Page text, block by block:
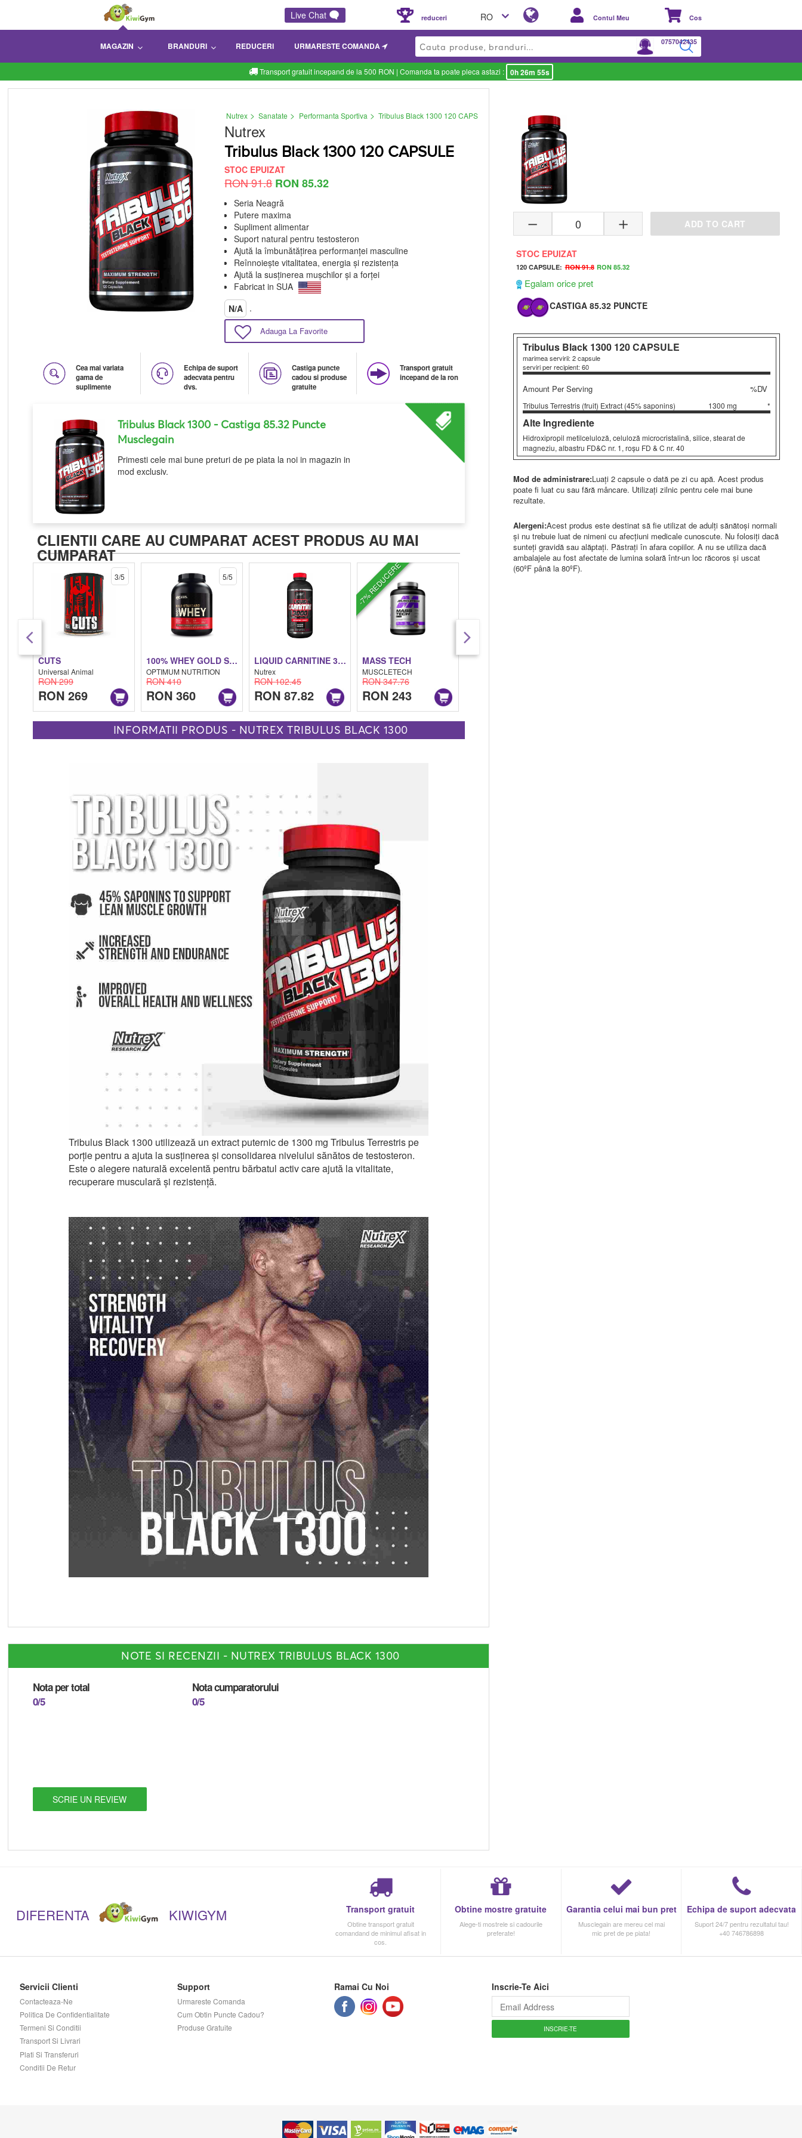
Cos
Contul Meu
RO
reduceri
Live Chat
0757042435
MAGAZIN BRANDURI REDUCERI URMARESTE COMANDA
Transport gratuit incepand de la 500 RON | Comanda ta poate pleca astazi : 0h 26m 54s
Nutrex > Sanatate > Performanta Sportiva > Tribulus Black 1300 120 CAPS
Nutrex
Tribulus Black 1300 120 CAPSULE
STOC EPUIZAT
RON 91.8 RON 85.32
Seria Neagră
Putere maxima
Supliment alimentar
Suport natural pentru testosteron
Ajută la îmbunătățirea performanței masculine
Reînnoiește vitalitatea, energia și rezistența
Ajută la susținerea mușchilor și a forței
Fabricat in SUA
N/A
.
Adauga La Favorite
Cea mai variata
gama de
suplimente
Echipa de suport
adecvata pentru
dvs.
Castiga puncte
cadou si produse
gratuite
Transport gratuit
incepand de la ron
Tribulus Black 1300 - Castiga 85.32 Puncte
Musclegain
Primesti cele mai bune preturi de pe piata la noi in magazin in
mod exclusiv.
CLIENTII CARE AU CUMPARAT ACEST PRODUS AU MAI
CUMPARAT
CUTS
Universal Animal
RON 299
RON 269
3/5
100% WHEY GOLD STANDARD
OPTIMUM NUTRITION
RON 410
RON 360
5/5
LIQUID CARNITINE 3000
Nutrex
RON 102.45
RON 87.82
-7% REDUCERE
MASS TECH
MUSCLETECH
RON 347.76
RON 243
PAK
INFORMATII PRODUS - NUTREX TRIBULUS BLACK 1300
Tribulus Black 1300 utilizează un extract puternic de 1300 mg Tribulus Terrestris pe
porție pentru a ajuta la susținerea și consolidarea nivelului sănătos de testosteron.
Este o alegere naturală excelentă pentru bărbatul activ care ajută la vitalitate,
recuperare musculară și rezistență.
ADD TO CART
STOC EPUIZAT
120 CAPSULE: RON 91.8 RON 85.32
Egalam orice pret
CASTIGA 85.32 PUNCTE
Tribulus Black 1300 120 CAPSULE
marimea servirii: 2 capsule
serviri per recipient: 60
Amount Per Serving %DV
Tribulus Terrestris (fruit) Extract (45% saponins) 1300 mg *
Alte Ingrediente
Hidroxipropil metilceluloză, celuloză microcristalină, silice, stearat de
magneziu, albastru FD&C nr. 1, roșu FD & C nr. 40
Mod de administrare:Luați 2 capsule o dată pe zi cu apă. Acest produs
poate fi luat cu sau fără mâncare. Utilizați zilnic pentru cele mai bune
rezultate.
Alergeni:Acest produs este destinat să fie utilizat de adulți sănătoși normali
și nu trebuie luat de nimeni cu afecțiuni medicale cunoscute. Nu folosiți dacă
sunteți gravidă sau alăptați. Păstrați în afara copiilor. A nu se utiliza dacă
ambalajele au fost afectate de lumina solară într-un loc răcoros și uscat
(60ºF până la 80ºF).
NOTE SI RECENZII - NUTREX TRIBULUS BLACK 1300
Nota per total
0/5
Nota cumparatorului
0/5
SCRIE UN REVIEW
DIFERENTA KIWIGYM Transport gratuit
Obtine transport gratuit
comandand de minimul afisat in
cos.
Obtine mostre gratuite
Alege-ti mostrele si cadourile
preferate!
Garantia celui mai bun pret
Musclegain are mereu cel mai
mic pret de pe piata!
Echipa de suport adecvata
Suport 24/7 pentru rezultatul tau!
+40 746786898
Servicii Clienti
Contacteaza-Ne
Politica De Confidentialitate
Termeni Si Conditii
Transport Si Livrari
Plati Si Transferuri
Conditii De Retur
Support
Urmareste Comanda
Cum Obtin Puncte Cadou?
Produse Gratuite
Ramai Cu Noi Inscrie-Te Aici
INSCRIE-TE